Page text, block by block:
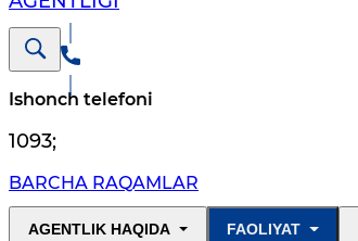
Ishonch telefoni
1093;
BARCHA RAQAMLAR
AGENTLIK HAQIDA FAOLIYAT